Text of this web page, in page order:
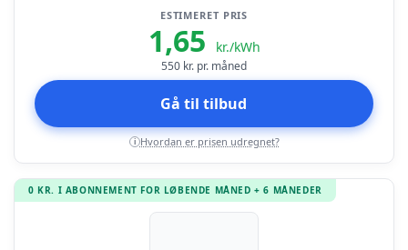
ESTIMERET PRIS
1,65 kr./kWh
550 kr. pr. måned
Gå til tilbud
i Hvordan er prisen udregnet?
0 KR. I ABONNEMENT FOR LØBENDE MÅNED + 6 MÅNEDER